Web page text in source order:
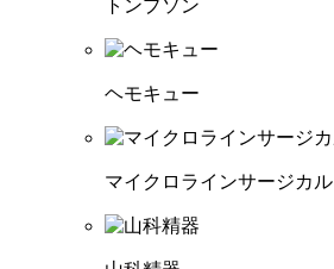
トンプソン
ヘモキュー
マイクロラインサージカル